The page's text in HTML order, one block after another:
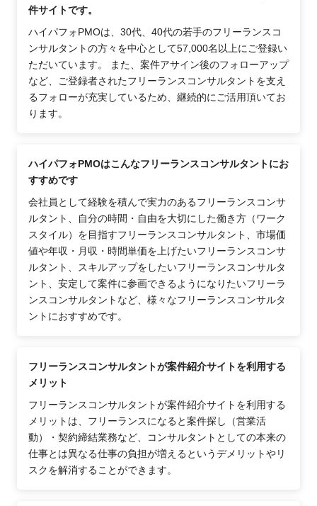
件サイトです。
ハイパフォPMOは、30代、40代の若手のフリーランスコ
ンサルタントの方々を中心として57,000名以上にご登録い
ただいています。 また、案件アサイン後のフォローアップ
など、ご登録者されたフリーランスコンサルタントを支え
るフォローが充実しているため、継続的にご活用頂いてお
ります。
ハイパフォPMOはこんなフリーランスコンサルタントにお
すすめです
会社員として経験を積んで実力のあるフリーランスコンサ
ルタント、自分の時間・自由を大切にした働き方（ワーク
スタイル）を目指すフリーランスコンサルタント、市場価
値や年収・月収・時間単価を上げたいフリーランスコンサ
ルタント、スキルアップをしたいフリーランスコンサルタ
ント、安定して案件に参画できるようになりたいフリーラ
ンスコンサルタントなど、様々なフリーランスコンサルタ
ントにおすすめです。
フリーランスコンサルタントが案件紹介サイトを利用する
メリット
フリーランスコンサルタントが案件紹介サイトを利用する
メリットは、フリーランスになると案件探し（営業活
動）・契約締結業務など、コンサルタントとしての本来の
仕事とは異なる仕事の負担が増えるというデメリットやリ
スクを解消することができます。